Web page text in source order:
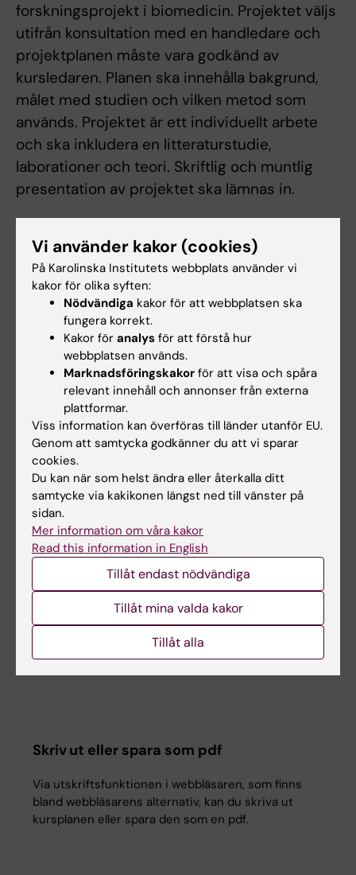
forskningsprojekt i biomedicin. Projektet väljs
utifrån konsultation med en handledare och
projektplanen måste vara godkänd av
kursledaren. Planen ska innehålla bakgrund,
målet med studien och vilken metod som
används. Projektet är ett individuellt arbete
och ska inkludera en litteraturstudie,
laborationer och teori. Skriftlig och muntlig
presentation av projektet ska lämnas in.
Arbetsformer
Individuellt baserat arbete med handledning.
Examination
Skriftlig och muntlig presentation av projektet.
Litteraturlista och övriga läromedel
Recommended
Literature and articles recommended by the
supervisor.
This syllabus in English
Skriv ut eller spara som pdf
Via utskriftsfunktionen i webbläsaren, som finns
bland webbläsarens alternativ, kan du skriva ut
kursplanen eller spara den som en pdf.
Vi använder kakor (cookies)
På Karolinska Institutets webbplats använder vi
kakor för olika syften:
Nödvändiga kakor för att webbplatsen ska
fungera korrekt.
Kakor för analys för att förstå hur
webbplatsen används.
Marknadsföringskakor för att visa och spåra
relevant innehåll och annonser från externa
plattformar.
Viss information kan överföras till länder utanför EU.
Genom att samtycka godkänner du att vi sparar
cookies.
Du kan när som helst ändra eller återkalla ditt
samtycke via kakikonen längst ned till vänster på
sidan.
Mer information om våra kakor
Read this information in English
Tillåt endast nödvändiga
Tillåt mina valda kakor
Tillåt alla